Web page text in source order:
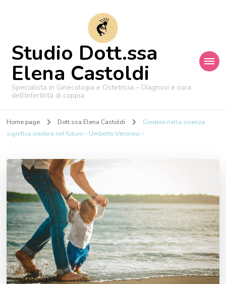
Studio Dott.ssa
Elena Castoldi
Specialista in Ginecologia e Ostetricia – Diagnosi e cura
dell'infertilità di coppia
Home page Dott.ssa Elena Castoldi
Credere nella scienza
significa credere nel futuro – Umberto Veronesi –